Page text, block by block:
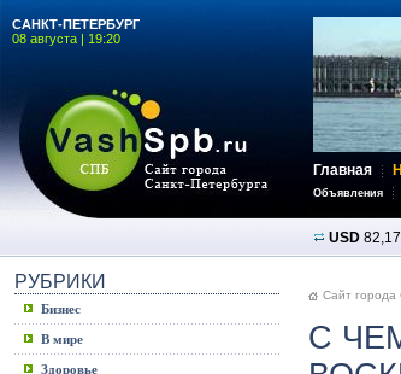
САНКТ-ПЕТЕРБУРГ
08 августа | 19:20
Главная
Объявления
USD
РУБРИКИ
Бизнес
В мире
Здоровье
Сайт города
С